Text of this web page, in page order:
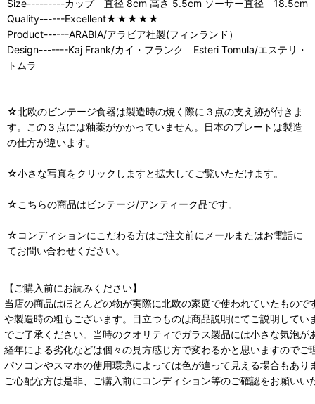
Size---------カップ 直径 8cm 高さ 5.5cm ソーサー直径 18.5cm
Quality------Excellent★★★★★
Product------ARABIA/アラビア社製(フィンランド）
Design-------Kaj Frank/カイ・フランク Esteri Tomula/エステリ・
トムラ
☆北欧のビンテージ食器は製造時の焼く際に３点の支え跡が付きま
す。この３点には釉薬がかかっていません。日本のプレートは製造
の仕方が違います。
☆小さな写真をクリックしますと拡大してご覧いただけます。
☆こちらの商品はビンテージ/アンティーク品です。
☆コンディションにこだわる方はご注文前にメールまたはお電話に
てお問い合わせください。
【ご購入前にお読みください】
当店の商品はほとんどの物が実際に北欧の家庭で使われていたもの
や製造時の粗もございます。目立つものは商品説明にてご説明して
でご了承ください。当時のクオリティでガラス製品には小さな気泡が
経年による劣化などは個々の見方感じ方で変わるかと思いますのでご
パソコンやスマホの使用環境によっては色が違って見える場合もあ
ご心配な方は是非、ご購入前にコンディション等のご確認をお願い